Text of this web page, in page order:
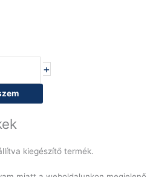
+
kiegészítő termék.